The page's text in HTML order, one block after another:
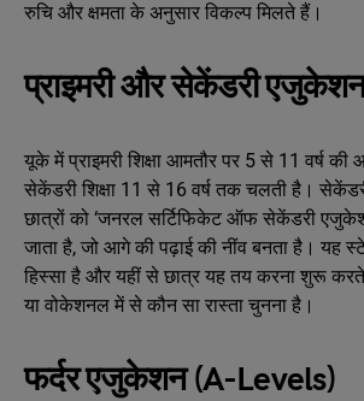
रुचि और क्षमता के अनुसार विकल्प मिलते हैं।
प्राइमरी और सेकेंडरी
यूके में प्राइमरी शिक्षा आमतौर पर 5 से 11 वर्ष
सेकेंडरी शिक्षा 11 से 16 वर्ष तक चलती है।
छात्रों को ‘जनरल सर्टिफिकेट ऑफ सेकेंडरी
जाता है, जो आगे की पढ़ाई की नींव बनता है। यह
हिस्सा है और यहीं से छात्र यह तय करना शुरू
या वोकेशनल में से कौन सा रास्ता चुनना है।
फर्दर एजुकेशन (A-Levels)